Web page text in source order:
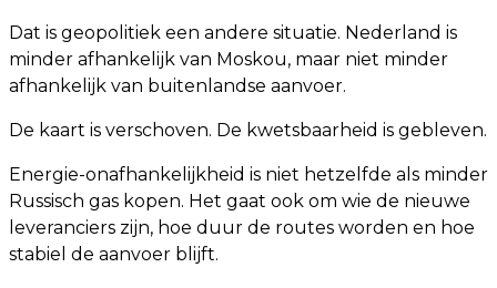
Dat is geopolitiek een andere situatie. Nederland is
minder afhankelijk van Moskou, maar niet minder
afhankelijk van buitenlandse aanvoer.
De kaart is verschoven. De kwetsbaarheid is gebleven.
Energie-onafhankelijkheid is niet hetzelfde als minder
Russisch gas kopen. Het gaat ook om wie de nieuwe
leveranciers zijn, hoe duur de routes worden en hoe
stabiel de aanvoer blijft.